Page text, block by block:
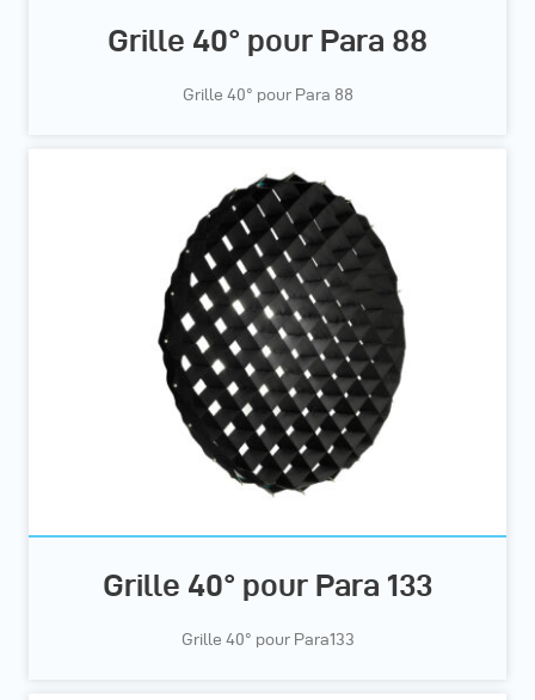
Grille 40° pour Para 88
Grille 40° pour Para 88
Grille 40° pour Para 133
Grille 40° pour Para133